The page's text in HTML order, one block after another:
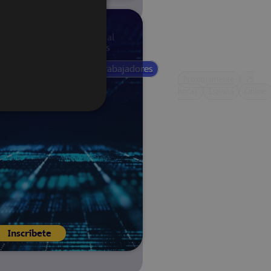
Tecnologías asociadas al
transporte de viajeros
Trabajadores
Inscríbete